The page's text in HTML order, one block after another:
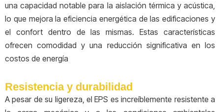
una capacidad notable para la aislación térmica y acústica,
lo que mejora la eficiencia energética de las edificaciones y
el confort dentro de las mismas. Estas características
ofrecen comodidad y una reducción significativa en los
costos de energía
Resistencia y durabilidad
A pesar de su ligereza, el EPS es increíblemente resistente a